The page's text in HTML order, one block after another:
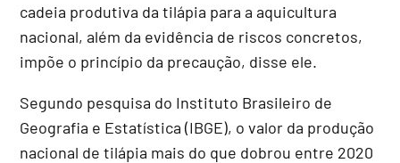
cadeia produtiva da tilápia para a aquicultura
nacional, além da evidência de riscos concretos,
impõe o princípio da precaução, disse ele.
Segundo pesquisa do Instituto Brasileiro de
Geografia e Estatística (IBGE), o valor da produção
nacional de tilápia mais do que dobrou entre 2020